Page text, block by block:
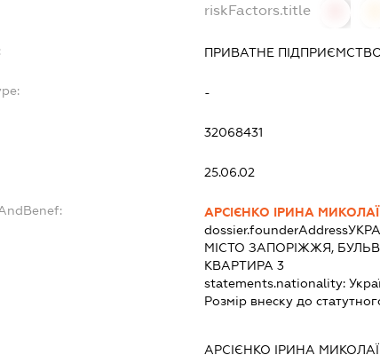
riskFactors.title
ПРИВАТНЕ
-
32068431
25.06.02
АРСІЄНКО ІРИНА
dossier.founderAddress
МІСТО ЗАПОРІЖЖЯ,
КВАРТИРА 3
statements.nationality:
Розмір внеску до
АРСІЄНКО ІРИНА